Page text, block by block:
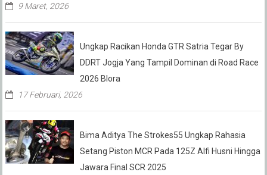
9 Maret, 2026
Ungkap Racikan Honda GTR Satria Tegar By
DDRT Jogja Yang Tampil Dominan di Road Race
2026 Blora
17 Februari, 2026
Bima Aditya The Strokes55 Ungkap Rahasia
Setang Piston MCR Pada 125Z Alfi Husni Hingga
Jawara Final SCR 2025